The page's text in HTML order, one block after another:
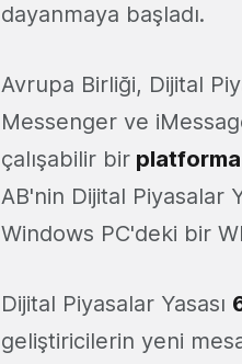
dayanmaya başladı.
Avrupa Birliği, Dijital
Messenger ve
çalışabilir bir platforma
AB'nin Dijital Piyasalar
Windows PC'deki bir
Dijital Piyasalar Yasası
geliştiricilerin yeni